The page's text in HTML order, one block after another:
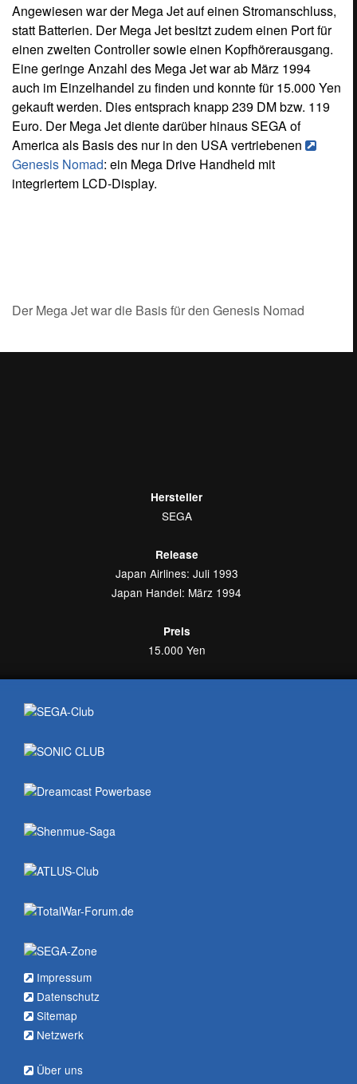
Hersteller
SEGA
Release
Japan Airlines: Juli 1993
Japan Handel: März 1994
Preis
15.000 Yen
Angewiesen war der Mega Jet auf einen Stromanschluss,
statt Batterien. Der Mega Jet besitzt zudem einen Port für
einen zweiten Controller sowie einen Kopfhörerausgang.
Eine geringe Anzahl des Mega Jet war ab März 1994
auch im Einzelhandel zu finden und konnte für 15.000 Yen
gekauft werden. Dies entsprach knapp 239 DM bzw. 119
Euro. Der Mega Jet diente darüber hinaus SEGA of
America als Basis des nur in den USA vertriebenen
Genesis Nomad: ein Mega Drive Handheld mit
integriertem LCD-Display.
Der Mega Jet war die Basis für den Genesis Nomad
Impressum
Datenschutz
Sitemap
Netzwerk
Über uns